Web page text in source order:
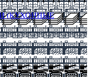
(КУХОННЫЕ